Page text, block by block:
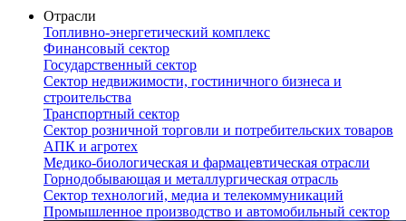
Отрасли
Топливно-энергетический комплекс
Финансовый сектор
Государственный сектор
Сектор недвижимости, гостиничного бизнеса и
строительства
Транспортный сектор
Сектор розничной торговли и потребительских товаров
АПК и агротех
Медико-биологическая и фармацевтическая отрасли
Горнодобывающая и металлургическая отрасль
Сектор технологий, медиа и телекоммуникаций
Промышленное производство и автомобильный сектор